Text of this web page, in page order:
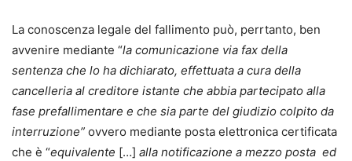
La conoscenza legale del fallimento può, perrtanto, ben
avvenire mediante “la comunicazione via fax della
sentenza che lo ha dichiarato, effettuata a cura della
cancelleria al creditore istante che abbia partecipato alla
fase prefallimentare e che sia parte del giudizio colpito da
interruzione” ovvero mediante posta elettronica certificata
che è “equivalente […] alla notificazione a mezzo posta ed